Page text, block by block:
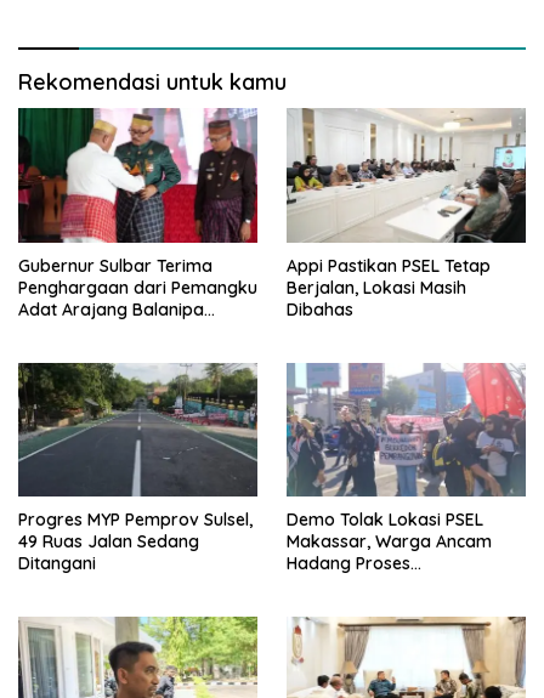
Rekomendasi untuk kamu
Gubernur Sulbar Terima
Penghargaan dari Pemangku
Adat Arajang Balanipa
Appi Pastikan PSEL Tetap
Berjalan, Lokasi Masih
Dibahas
Progres MYP Pemprov Sulsel,
49 Ruas Jalan Sedang
Ditangani
Demo Tolak Lokasi PSEL
Makassar, Warga Ancam
Hadang Proses